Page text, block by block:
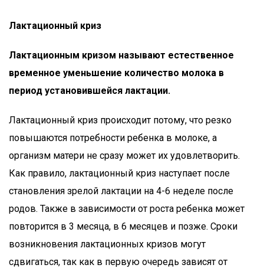
Лактационный криз
Лактационным кризом называют естественное
временное уменьшение количество молока в
период установившейся лактации.
Лактационный криз происходит потому, что резко
повышаются потребности ребенка в молоке, а
организм матери не сразу может их удовлетворить.
Как правило, лактационный криз наступает после
становления зрелой лактации на 4-6 неделе после
родов. Также в зависимости от роста ребенка может
повторится в 3 месяца, в 6 месяцев и позже. Сроки
возникновения лактационных кризов могут
сдвигаться, так как в первую очередь зависят от